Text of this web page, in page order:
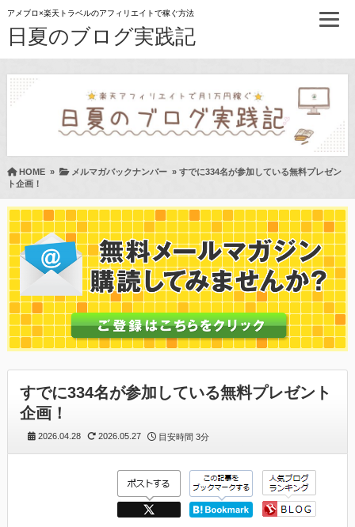
アメブロ×楽天トラベルのアフィリエイトで稼ぐ方法
日夏のブログ実践記
HOME» メルマガバックナンバー» すでに334名が参加している無料プレゼン
ト企画！
すでに334名が参加している無料プレゼント
企画！
2026.04.28 2026.05.27 目安時間 3分